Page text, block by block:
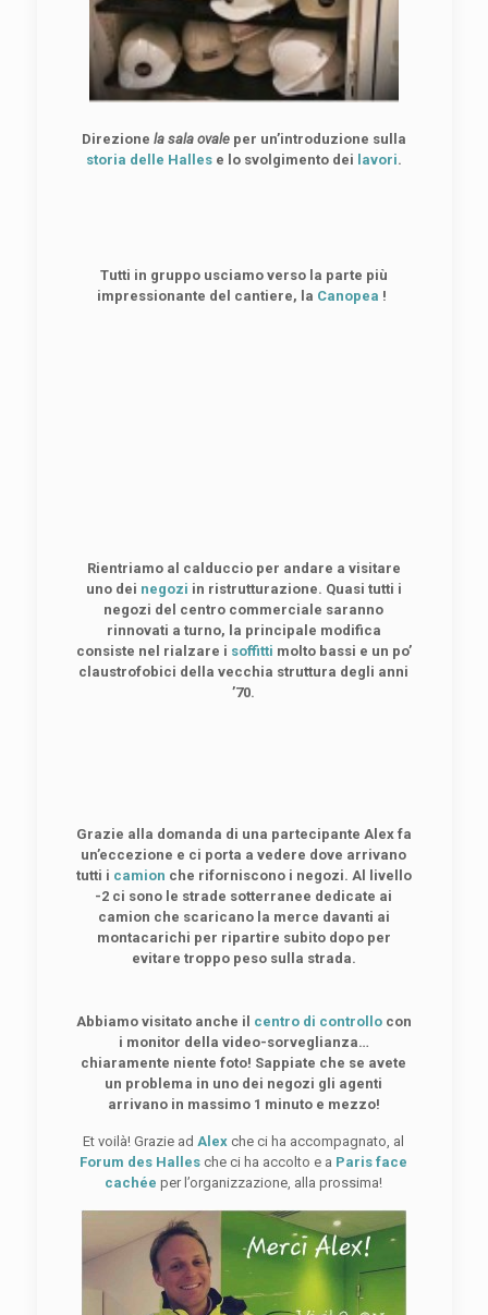
Direzione la sala ovaleper un’introduzione sulla
storia delle Halles e lo svolgimento dei lavori.
Tutti in gruppo usciamo verso la parte più
impressionante del cantiere, la Canopea !
Rientriamo al calduccio per andare a visitare
uno dei negozi in ristrutturazione. Quasi tutti i
negozi del centro commerciale saranno
rinnovati a turno, la principale modifica
consiste nel rialzare i soffitti molto bassi e un po’
claustrofobici della vecchia struttura degli anni
’70.
Grazie alla domanda di una partecipante Alex fa
un’eccezione e ci porta a vedere dove arrivano
tutti i camion che riforniscono i negozi. Al livello
-2 ci sono le strade sotterranee dedicate ai
camion che scaricano la merce davanti ai
montacarichi per ripartire subito dopo per
evitare troppo peso sulla strada.
Abbiamo visitato anche il centro di controllocon
i monitor della video-sorveglianza…
chiaramente niente foto! Sappiate che se avete
un problema in uno dei negozi gli agenti
arrivano in massimo 1 minuto e mezzo!
Et voilà! Grazie adAlexche ci ha accompagnato, al
Forum des Halles che ci ha accolto e a Paris face
cachée per l’organizzazione, alla prossima!